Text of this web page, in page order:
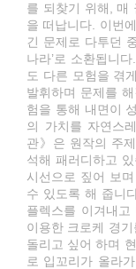
를 되찾기 위해, 매
을 떠납니다. 이번
긴 문제로 다투던
나라’로 소환됩니
도 다른 모험을 겪
발휘하며 문제를
험을 통해 내면이
의 가치를 자연스
관》은 원작의 주
석해 패러디하고
시선으로 짚어 보
수 있도록 해 줍니
플렉스를 이겨내
이용한 크로케 경
돌리고 싶어 하며
로 입꼬리가 올라